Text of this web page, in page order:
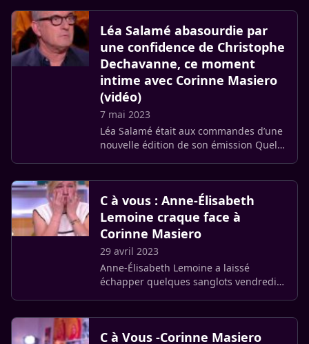
Léa Salamé abasourdie par
une confidence de Christophe
Dechavanne, ce moment
intime avec Corinne Masiero
(vidéo)
7 mai 2023
Léa Salamé était aux commandes d’une
nouvelle édition de son émission Quelle
C à vous : Anne-Élisabeth
Lemoine craque face à
Corinne Masiero
29 avril 2023
Anne-Élisabeth Lemoine a laissé
échapper quelques sanglots vendredi
C à Vous -Corinne Masiero